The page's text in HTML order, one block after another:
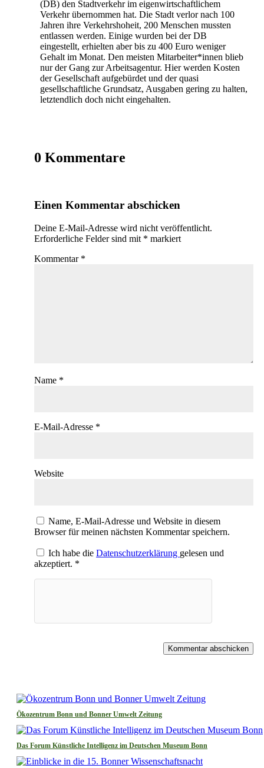
(DB) den Stadtverkehr im eigenwirtschaftlichem
Verkehr übernommen hat. Die Stadt verlor nach 100
Jahren ihre Verkehrshoheit, 200 Menschen mussten
entlassen werden. Einige wurden bei der DB
eingestellt, erhielten aber bis zu 400 Euro weniger
Gehalt im Monat. Den meisten Mitarbeiter*innen blieb
nur der Gang zur Arbeitsagentur. Hier werden Kosten
der Gesellschaft aufgebürdet und der quasi
gesellschaftliche Grundsatz, Ausgaben gering zu halten,
letztendlich doch nicht eingehalten.
0 Kommentare
Einen Kommentar abschicken
Deine E-Mail-Adresse wird nicht veröffentlicht.
Erforderliche Felder sind mit * markiert
Kommentar *
Name *
E-Mail-Adresse *
Website
Name, E-Mail-Adresse und Website in diesem
Browser für meinen nächsten Kommentar speichern.
Ich habe die Datenschutzerklärung gelesen und
akzeptiert. *
Kommentar abschicken
Ökozentrum Bonn und Bonner Umwelt Zeitung
Das Forum Künstliche Intelligenz im Deutschen Museum Bonn